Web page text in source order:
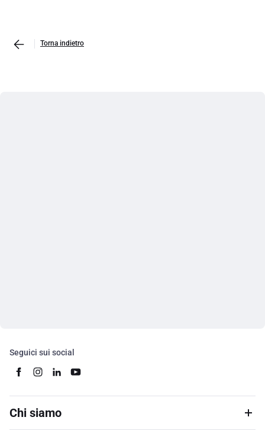
Torna indietro
Seguici sui social
Chi siamo